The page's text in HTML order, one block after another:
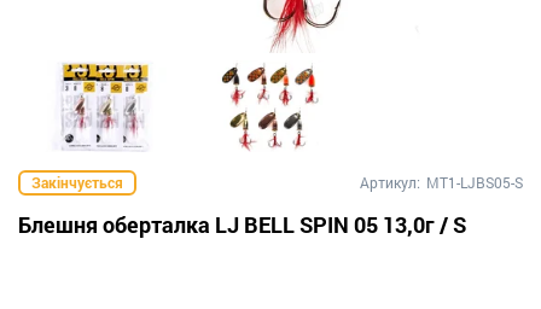
Закінчується Артикул: MT1-LJBS05-S
Блешня оберталка LJ BELL SPIN 05 13,0г / S